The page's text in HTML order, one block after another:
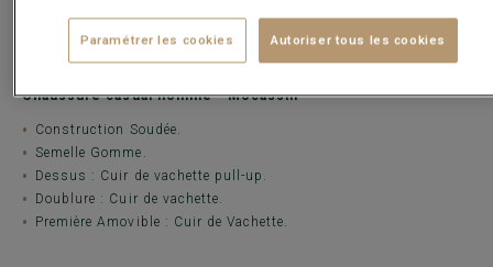
Elles sont livrées dans une boîte montée en carton issu de forêts
certifiées FSC.
Chaussure casual homme - Mocassin
Construction Soudée.
Semelle Gomme.
Dessus : Cuir de vachette pull-up.
Doublure : Cuir de vachette.
Première Amovible : Cuir de Vachette.
Paramétrer les cookies Autoriser tous les cookies